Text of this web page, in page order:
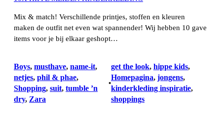
Mix & match! Verschillende printjes, stoffen en kleuren
maken de outfit net even wat spannender! Wij hebben 10 gave
items voor je bij elkaar geshopt…
Boys, musthave, name-it
netjes, phil & phae
Shopping, suit, tumble ’n
dry, Zara
•
get the look, hippe kids ,
Homepagina, jongens ,
kinderkleding inspiratie ,
shoppings